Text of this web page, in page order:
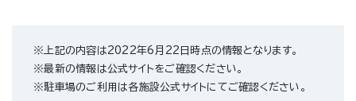
※上記の内容は2022年6月22日時点の情報となります。
※最新の情報は公式サイトをご確認ください。
※駐車場のご利用は各施設公式サイトにてご確認ください。